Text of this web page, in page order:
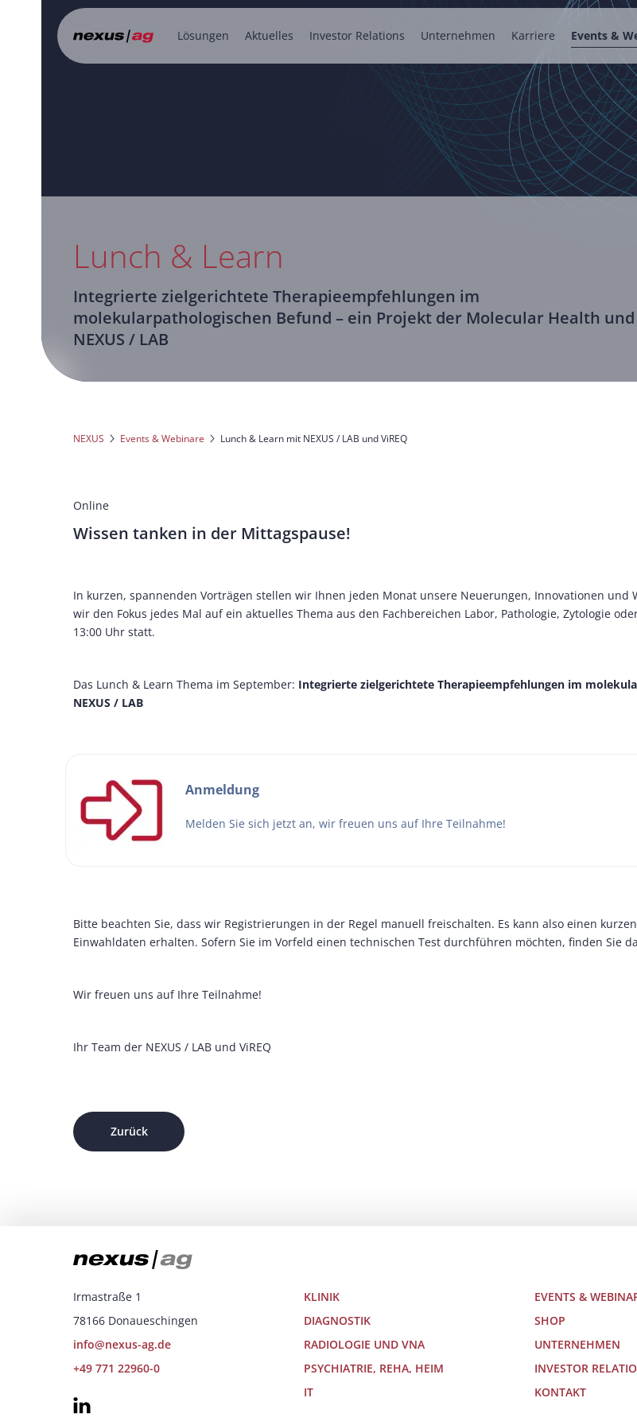
Lösungen Aktuelles Investor Relations Unternehmen Karriere Events &
Lunch & Learn
Integrierte zielgerichtete Therapieempfehlungen im
molekularpathologischen Befund – ein Projekt der Molecular Health und
NEXUS / LAB
NEXUS Events & Webinare Lunch & Learn mit NEXUS / LAB und ViREQ
Online
Wissen tanken in der Mittagspause!
In kurzen, spannenden Vorträgen stellen wir Ihnen jeden Monat unsere Neuerungen, Innovationen und
wir den Fokus jedes Mal auf ein aktuelles Thema aus den Fachbereichen Labor, Pathologie, Zytologie
13:00 Uhr statt.
Das Lunch & Learn Thema im September: Integrierte zielgerichtete Therapieempfehlungen im
NEXUS / LAB
Anmeldung
Melden Sie sich jetzt an, wir freuen uns auf Ihre Teilnahme!
Bitte beachten Sie, dass wir Registrierungen in der Regel manuell freischalten. Es kann also einen
Einwahldaten erhalten. Sofern Sie im Vorfeld einen technischen Test durchführen möchten, finden Sie
Wir freuen uns auf Ihre Teilnahme!
Ihr Team der NEXUS / LAB und ViREQ
Zurück
Irmastraße 1
78166 Donaueschingen
info@nexus-ag.de
+49 771 22960-0
KLINIK
DIAGNOSTIK
RADIOLOGIE UND VNA
PSYCHIATRIE, REHA, HEIM
IT
EVENTS &
SHOP
UNTERNEHMEN
INVESTOR
KONTAKT